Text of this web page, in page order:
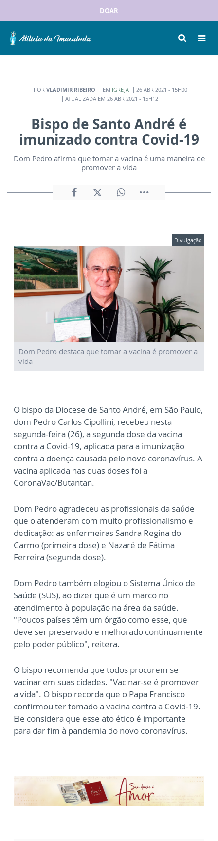
DOAR
POR VLADIMIR RIBEIRO EM IGREJA
26 ABR 2021 - 15H00
ATUALIZADA EM 26 ABR 2021 - 15H12
Bispo de Santo André é
imunizado contra Covid-19
Dom Pedro afirma que tomar a vacina é uma maneira de
promover a vida
Divulgação
Dom Pedro destaca que tomar a vacina é promover a
vida
O bispo da Diocese de Santo André, em São Paulo,
dom Pedro Carlos Cipollini, recebeu nesta
segunda-feira (26), a segunda dose da vacina
contra a Covid-19, aplicada para a imunização
contra a doença causada pelo novo coronavírus. A
vacina aplicada nas duas doses foi a
CoronaVac/Butantan.
Dom Pedro agradeceu as profissionais da saúde
que o atenderam com muito profissionalismo e
dedicação: as enfermeiras Sandra Regina do
Carmo (primeira dose) e Nazaré de Fátima
Ferreira (segunda dose).
Dom Pedro também elogiou o Sistema Único de
Saúde (SUS), ao dizer que é um marco no
atendimento à população na área da saúde.
"Poucos países têm um órgão como esse, que
deve ser preservado e melhorado continuamente
pelo poder público", reitera.
O bispo recomenda que todos procurem se
vacinar em suas cidades. "Vacinar-se é promover
a vida". O bispo recorda que o Papa Francisco
confirmou ter tomado a vacina contra a Covid-19.
Ele considera que esse ato ético é importante
para dar fim à pandemia do novo coronavírus.